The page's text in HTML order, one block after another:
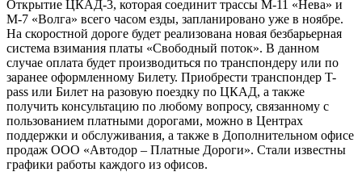
Открытие ЦКАД-3, которая соединит трассы М-11 «Нева» и
М-7 «Волга» всего часом езды, запланировано уже в ноябре.
На скоростной дороге будет реализована новая безбарьерная
система взимания платы «Свободный поток». В данном
случае оплата будет производиться по транспондеру или по
заранее оформленному Билету. Приобрести транспондер T-
pass или Билет на разовую поездку по ЦКАД, а также
получить консультацию по любому вопросу, связанному с
пользованием платными дорогами, можно в Центрах
поддержки и обслуживания, а также в Дополнительном офисе
продаж ООО «Автодор – Платные Дороги». Стали известны
графики работы каждого из офисов.